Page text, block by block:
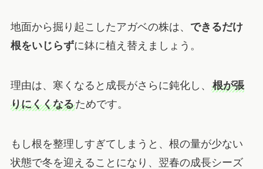
地面から掘り起こしたアガベの株は、 できるだけ
根をいじらずに鉢に植え替えましょう。
理由は、寒くなると成長がさらに鈍化し、 根が張
りにくくなるためです。
もし根を整理しすぎてしまうと、根の量が少ない
状態で冬を迎えることになり、翌春の成長シーズ